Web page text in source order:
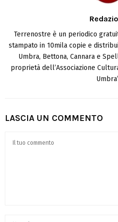
Terrenostre è un periodico
stampato in 10mila copie e
Umbra, Bettona, Cannara e
proprietà dell’Associazione
LASCIA UN COMMENTO